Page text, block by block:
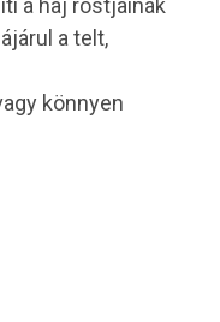
a haj rostjainak
a telt,
könnyen